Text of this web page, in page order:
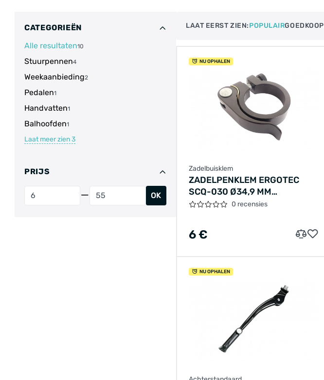
CATEGORIEËN
Alle resultaten10
Stuurpennen4
Weekaanbieding2
Pedalen1
Handvatten1
Balhoofden1
Laat meer zien3
PRIJS
OK
LAAT EERST ZIEN:POPULAIRGOEDKOOP
NU OPHALEN
Zadelbuisklem
ZADELPENKLEM ERGOTEC
SCQ-030 Ø34,9 MM
ALUMINIUM MET
0 recensies
6 €
NU OPHALEN